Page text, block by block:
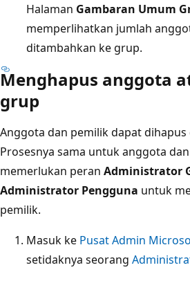
Halaman Gambaran Umum
memperlihatkan jumlah
ditambahkan ke grup.
Menghapus anggota
grup
Anggota dan pemilik dapat
Prosesnya sama untuk anggota
memerlukan peran Administrator
Administrator Pengguna untuk
pemilik.
Masuk ke Pusat Admin
setidaknya seorang